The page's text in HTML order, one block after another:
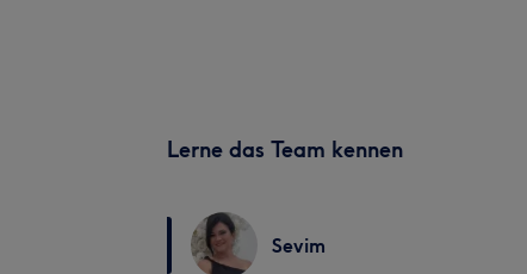
Lerne das Team kennen
Sevim